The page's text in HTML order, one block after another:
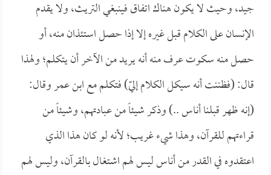
جيد، وحيث لا يكون هناك اتفاق فينبغي التريث، ولا يقدم
الإنسان على الكلام قبل غيره إلا إذا حصل استئذان منه، أو
حصل منه سكوت عرف منه أنه يريد من الآخر أن يتكلم؛ ولهذا
قال: (فظننت أنه سيكل الكلام إليّ) فتكلم مع ابن عمر وقال:
(إنه ظهر قبلنا أناس ..) وذكر شيئاً من عبادتهم، وشيئاً من
قراءتهم للقرآن، وهذا شيء غريب؛ لأنه لو كان هذا الذي
اعتقدوه في القدر من أناس ليس لهم اشتغال بالقرآن، وليس لهم